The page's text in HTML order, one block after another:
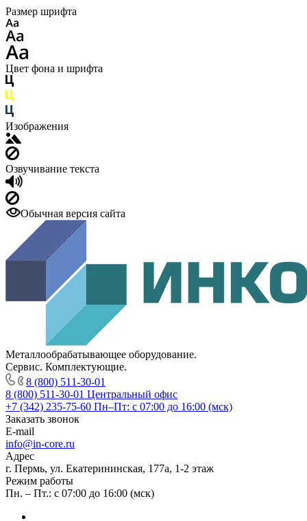
Размер шрифта
Цвет фона и шрифта
Изображения
Озвучивание текста
Обычная версия сайта
Металлообрабатывающее оборудование.
Сервис. Комплектующие.
8 (800) 511-30-01
8 (800) 511-30-01 Центральный офис
+7 (342) 235-75-60 Пн–Пт: с 07:00 до 16:00 (мск)
Заказать звонок
E-mail
info@in-core.ru
Адрес
г. Пермь, ул. ​Екатерининская, 177а, ​1-2 этаж
Режим работы
Пн. – Пт.: с 07:00 до 16:00 (мск)